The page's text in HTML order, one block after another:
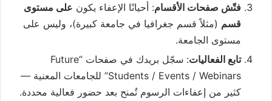
فتّش صفحات الأقسام: أحيانًا الإعفاء يكون على مستوى
قسم (مثلاً قسم جغرافيا في جامعة كبيرة)، وليس على
مستوى الجامعة.
تابع الفعاليات
: سجّل بريدك في صفحات “Future
Students / Events / Webinars” للجامعات المعنية —
كثير من إعفاءات الرسوم تُمنح بعد حضور فعالية محددة.